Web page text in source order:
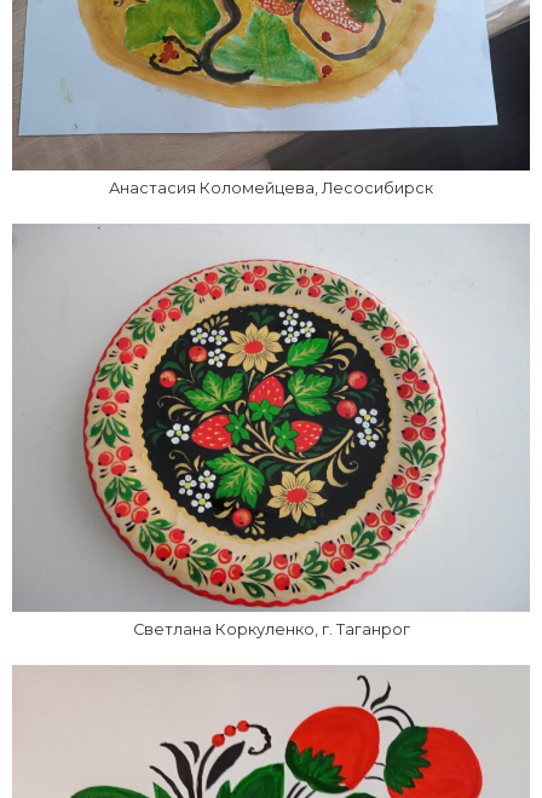
Анастасия Коломейцева, Лесосибирск
Светлана Коркуленко, г. Таганрог